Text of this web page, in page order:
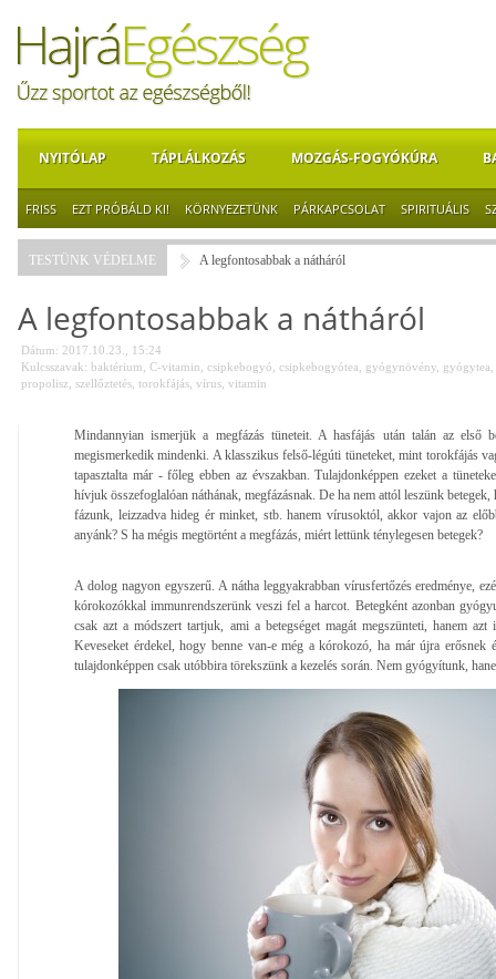
NYITÓLAP TÁPLÁLKOZÁS MOZGÁS-FOGYÓKÚRA
FRISS EZT PRÓBÁLD KI! KÖRNYEZETÜNK PÁRKAPCSOLAT SPIRITUÁLIS
TESTÜNK VÉDELME A legfontosabbak a nátháról
A legfontosabbak a nátháról
Dátum: 2017.10.23., 15:24
Kulcsszavak: baktérium C-vitamin csipkebogyó csipkebogyótea gyógynövény gyógytea
propolisz szellőztetés torokfájás vírus vitamin
Mindannyian ismerjük a megfázás tüneteit. A hasfájás után talán az első
megismerkedik mindenki. A klasszikus felső-légúti tüneteket, mint torokfájás
tapasztalta már - főleg ebben az évszakban. Tulajdonképpen ezeket a
hívjuk összefoglalóan náthának, megfázásnak. De ha nem attól leszünk
fázunk, leizzadva hideg ér minket, stb. hanem vírusoktól, akkor vajon az
anyánk? S ha mégis megtörtént a megfázás, miért lettünk ténylegesen betegek?
A dolog nagyon egyszerű. A nátha leggyakrabban vírusfertőzés eredménye,
kórokozókkal immunrendszerünk veszi fel a harcot. Betegként azonban
csak azt a módszert tartjuk, ami a betegséget magát megszünteti, hanem
Keveseket érdekel, hogy benne van-e még a kórokozó, ha már újra erősnek
tulajdonképpen csak utóbbira törekszünk a kezelés során. Nem gyógyítunk,